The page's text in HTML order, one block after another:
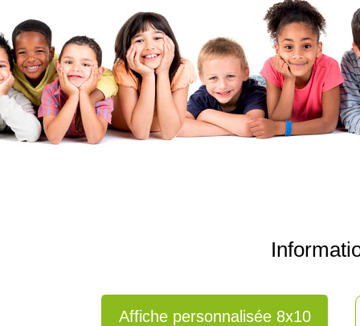
Affiche personnalisée 8x10